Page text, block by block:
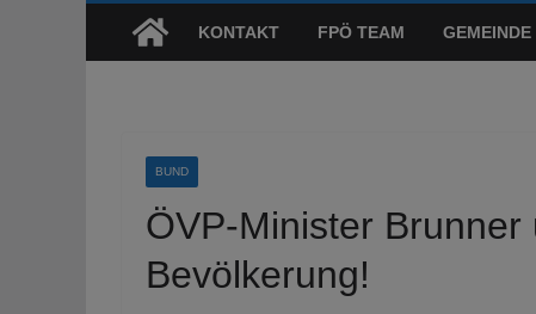
KONTAKT FPÖ TEAM GEMEINDE
BUND
ÖVP-Minister
Bevölkerung!